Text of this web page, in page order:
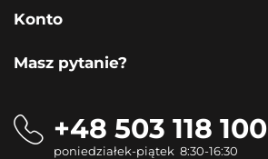
Konto
Masz pytanie?
+48 503 118 100
poniedziałek-piątek 8:30-16:30